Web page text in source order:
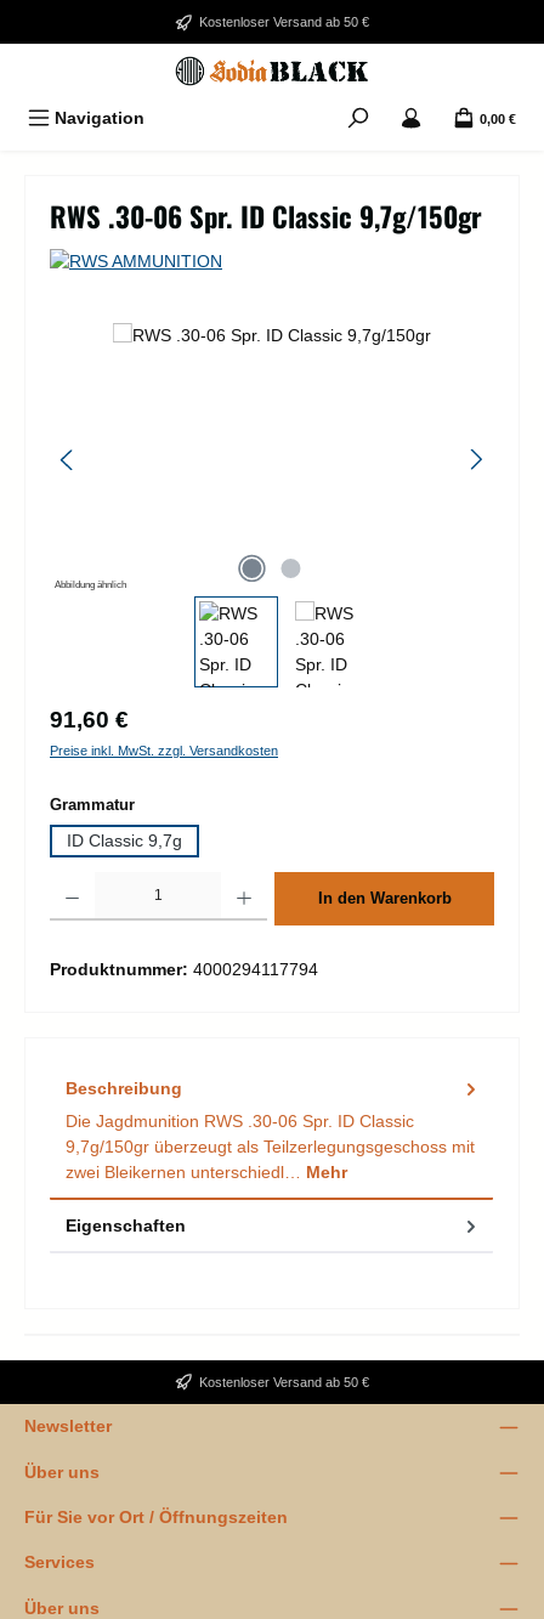
Zum Hauptinhalt springenKostenloser Versand ab 50 €
Navigation 0,00 €
RWS .30-06 Spr. ID Classic 9,7g/150gr
Bildergalerie überspringen
Abbildung ähnlich
Regulärer Preis:
91,60 €
Preise inkl. MwSt. zzgl. Versandkosten
Grammaturauswählen
ID Classic 9,7g
In den Warenkorb
Produktnummer: 4000294117794
Beschreibung
Die Jagdmunition RWS .30-06 Spr. ID Classic
9,7g/150gr überzeugt als Teilzerlegungsgeschoss mit
zwei Bleikernen unterschiedl… Mehr
Eigenschaften
Kostenloser Versand ab 50 €
Newsletter
Über uns
Für Sie vor Ort / Öffnungszeiten
Services
Über uns